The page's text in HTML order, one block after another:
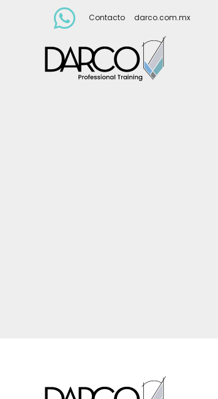
Contacto darco.com.mx